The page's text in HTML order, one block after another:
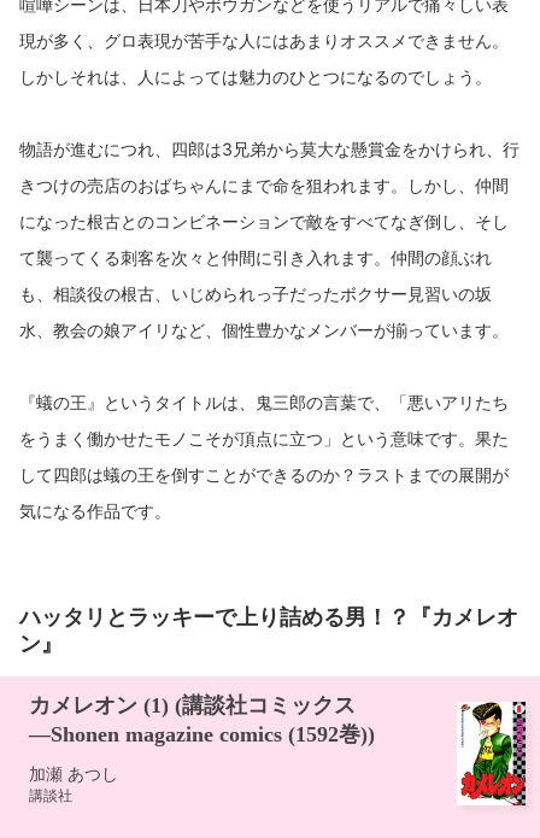
現が多く、グロ表現が苦手な人にはあまりオススメできません。
しかしそれは、人によっては魅力のひとつになるのでしょう。
物語が進むにつれ、四郎は3兄弟から莫大な懸賞金をかけられ、行
きつけの売店のおばちゃんにまで命を狙われます。しかし、仲間
になった根古とのコンビネーションで敵をすべてなぎ倒し、そし
て襲ってくる刺客を次々と仲間に引き入れます。仲間の顔ぶれ
も、相談役の根古、いじめられっ子だったボクサー見習いの坂
水、教会の娘アイリなど、個性豊かなメンバーが揃っています。
『蟻の王』というタイトルは、鬼三郎の言葉で、「悪いアリたち
をうまく働かせたモノこそが頂点に立つ」という意味です。果た
して四郎は蟻の王を倒すことができるのか？ラストまでの展開が
気になる作品です。
ハッタリとラッキーで上り詰める男！？『カメレオ
ン』